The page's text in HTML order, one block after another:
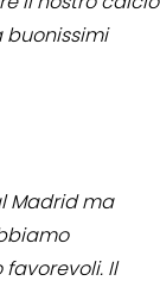
buonissimi
Madrid ma
Il